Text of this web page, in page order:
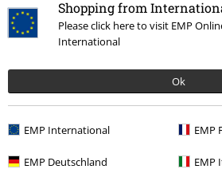
Shopping from
Please click here to visit EMP
International
Ok
EMP International EMP
EMP Deutschland EMP
Naposledy navštívené